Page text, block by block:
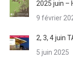
2025 juin –
9 février
2, 3, 4 juin
5 juin 2025